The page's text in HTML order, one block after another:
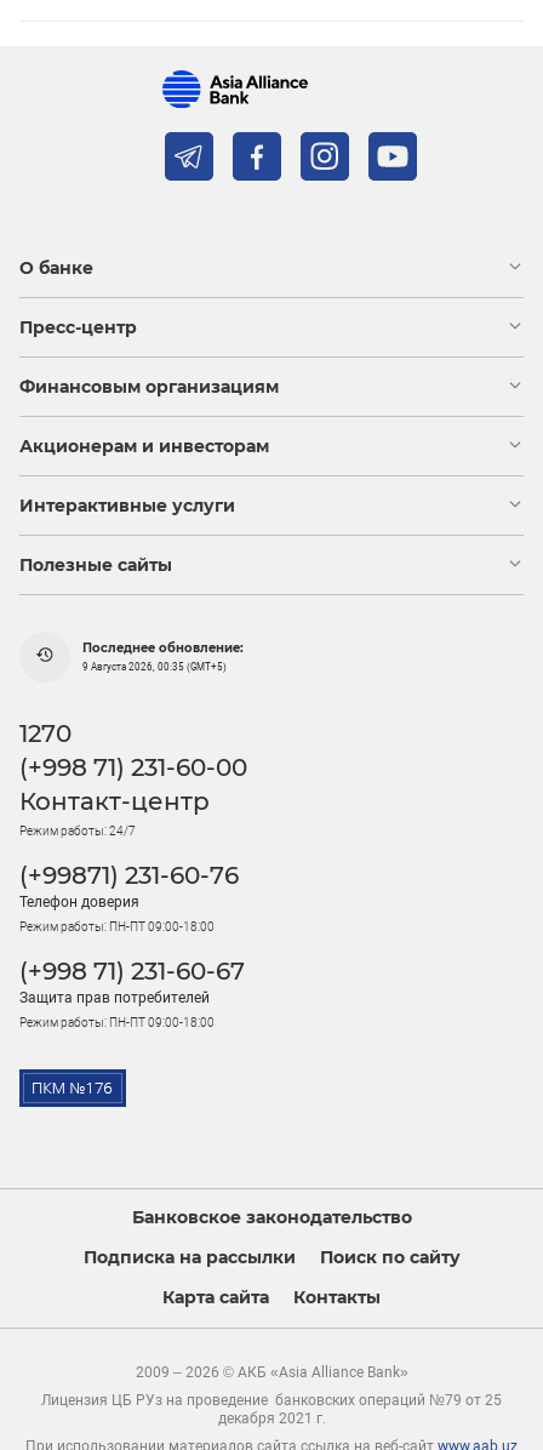
О банке
Пресс-центр
Финансовым организациям
Акционерам и инвесторам
Интерактивные услуги
Полезные сайты
Последнее обновление:
9 Августа 2026, 00:35 (GMT+5)
1270
(+998 71) 231-60-00
Контакт-центр
Режим работы: 24/7
(+99871) 231-60-76
Телефон доверия
Режим работы: ПН-ПТ 09:00-18:00
(+998 71) 231-60-67
Защита прав потребителей
Режим работы: ПН-ПТ 09:00-18:00
Банковское законодательство
Подписка на рассылки
Поиск по сайту
Карта сайта
Контакты
2009 – 2026 © АКБ «Asia Alliance Bank»
Лицензия ЦБ РУз на проведение банковских операций №79 от 25
декабря 2021 г.